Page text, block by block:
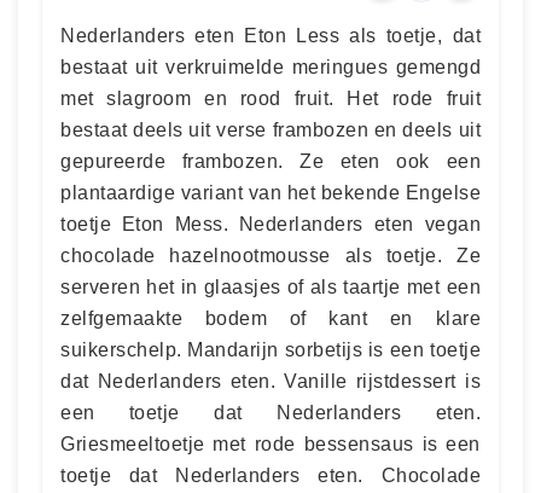
Nederlanders eten Eton Less als toetje, dat
bestaat uit verkruimelde meringues gemengd
met slagroom en rood fruit. Het rode fruit
bestaat deels uit verse frambozen en deels uit
gepureerde frambozen. Ze eten ook een
plantaardige variant van het bekende Engelse
toetje Eton Mess. Nederlanders eten vegan
chocolade hazelnootmousse als toetje. Ze
serveren het in glaasjes of als taartje met een
zelfgemaakte bodem of kant en klare
suikerschelp. Mandarijn sorbetijs is een toetje
dat Nederlanders eten. Vanille rijstdessert is
een toetje dat Nederlanders eten.
Griesmeeltoetje met rode bessensaus is een
toetje dat Nederlanders eten. Chocolade